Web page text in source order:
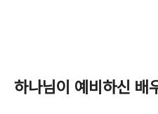
하나님이 예비하신 배